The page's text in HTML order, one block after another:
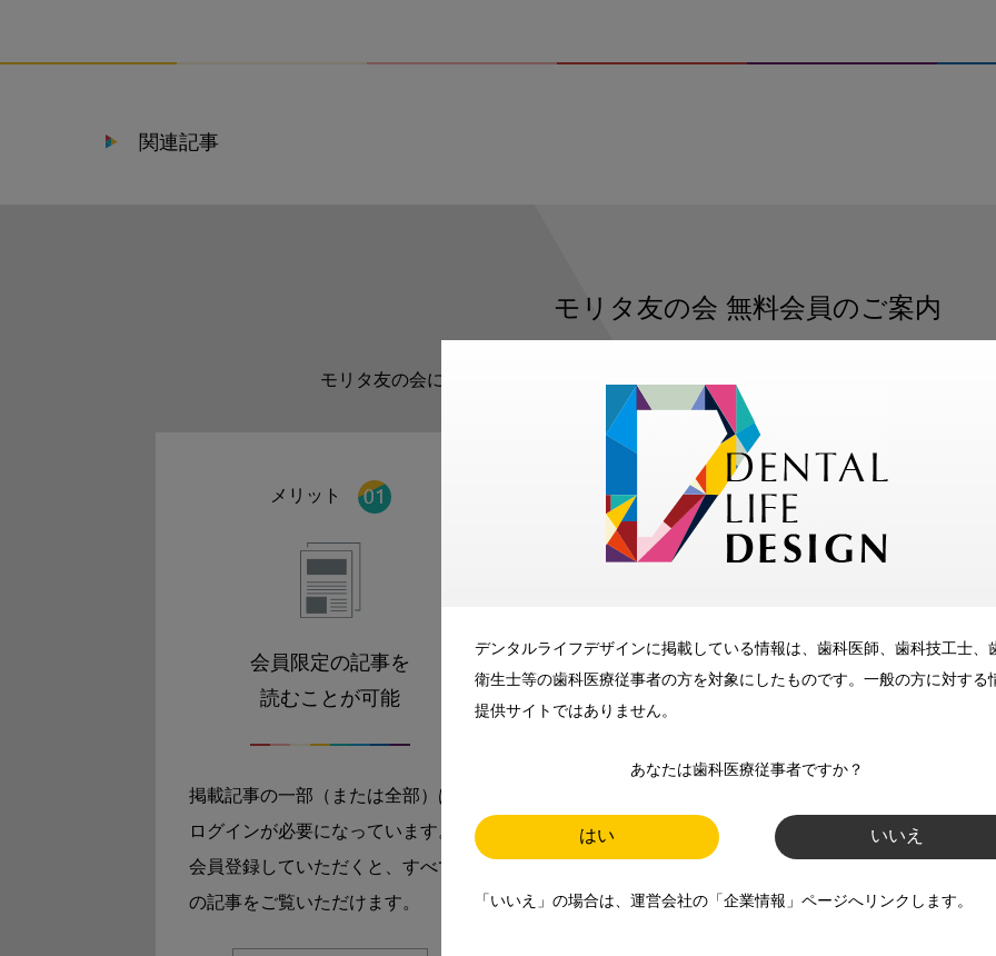
デンタルライフデザインに掲載している情報は、歯科医師、歯科技工士、
衛生士等の歯科医療従事者の方を対象にしたものです。一般の方に対する
提供サイトではありません。
あなたは歯科医療従事者ですか？
はい いいえ
「いいえ」の場合は、運営会社の「企業情報」ページへリンクします。
関連記事
モリタ友の会 無料会員のご案内
モリタ友の会に登録いただくと、デンタルライフデザインをもっと便利にご利用い
メリット
会員限定の記事を
読むことが可能
掲載記事の一部（または全部）は
ログインが必要になっています。
会員登録していただくと、すべて
の記事をご覧いただけます。
メリット
メールマガジンでお届け
師、歯科衛生士、歯科技工士）に
お届けします。